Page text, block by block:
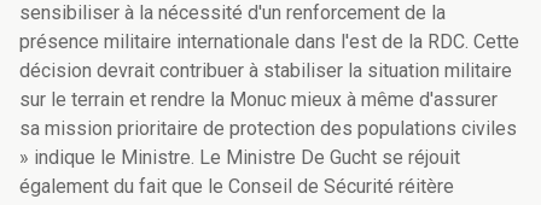
sensibiliser à la nécessité d'un renforcement de la
présence militaire internationale dans l'est de la RDC. Cette
décision devrait contribuer à stabiliser la situation militaire
sur le terrain et rendre la Monuc mieux à même d'assurer
sa mission prioritaire de protection des populations civiles
» indique le Ministre. Le Ministre De Gucht se réjouit
également du fait que le Conseil de Sécurité réitère